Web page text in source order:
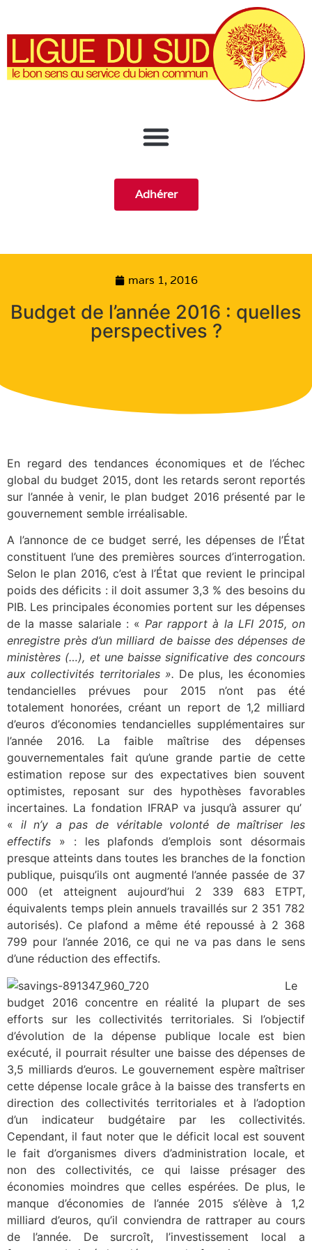
Adhérer
mars 1, 2016
Budget de l’année 2016 : quelles
perspectives ?
En regard des tendances économiques et de l’échec
global du budget 2015, dont les retards seront reportés
sur l’année à venir, le plan budget 2016 présenté par le
gouvernement semble irréalisable.
A l’annonce de ce budget serré, les dépenses de l’État
constituent l’une des premières sources d’interrogation.
Selon le plan 2016, c’est à l’État que revient le principal
poids des déficits : il doit assumer 3,3 % des besoins du
PIB. Les principales économies portent sur les dépenses
de la masse salariale : « Par rapport à la LFI 2015, on
enregistre près d’un milliard de baisse des dépenses de
ministères (…), et une baisse significative des concours
aux collectivités territoriales ». De plus, les économies
tendancielles prévues pour 2015 n’ont pas été
totalement honorées, créant un report de 1,2 milliard
d’euros d’économies tendancielles supplémentaires sur
l’année 2016. La faible maîtrise des dépenses
gouvernementales fait qu’une grande partie de cette
estimation repose sur des expectatives bien souvent
optimistes, reposant sur des hypothèses favorables
incertaines. La fondation IFRAP va jusqu’à assurer qu’
« il n’y a pas de véritable volonté de maîtriser les
effectifs » : les plafonds d’emplois sont désormais
presque atteints dans toutes les branches de la fonction
publique, puisqu’ils ont augmenté l’année passée de 37
000 (et atteignent aujourd’hui 2 339 683 ETPT,
équivalents temps plein annuels travaillés sur 2 351 782
autorisés). Ce plafond a même été repoussé à 2 368
799 pour l’année 2016, ce qui ne va pas dans le sens
d’une réduction des effectifs.
Le
budget 2016 concentre en réalité la plupart de ses
efforts sur les collectivités territoriales. Si l’objectif
d’évolution de la dépense publique locale est bien
exécuté, il pourrait résulter une baisse des dépenses de
3,5 milliards d’euros. Le gouvernement espère maîtriser
cette dépense locale grâce à la baisse des transferts en
direction des collectivités territoriales et à l’adoption
d’un indicateur budgétaire par les collectivités.
Cependant, il faut noter que le déficit local est souvent
le fait d’organismes divers d’administration locale, et
non des collectivités, ce qui laisse présager des
économies moindres que celles espérées. De plus, le
manque d’économies de l’année 2015 s’élève à 1,2
milliard d’euros, qu’il conviendra de rattraper au cours
de l’année. De surcroît, l’investissement local a